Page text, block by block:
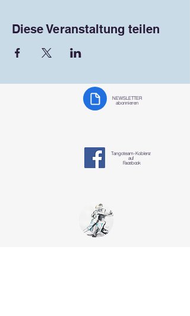
Diese Veranstaltung teilen
NEWSLETTER
abonnieren
Tangoteam-Koblenz
auf
Facebook